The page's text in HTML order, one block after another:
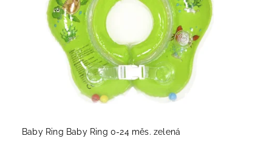
Baby Ring Baby Ring 0-24 měs. zelená